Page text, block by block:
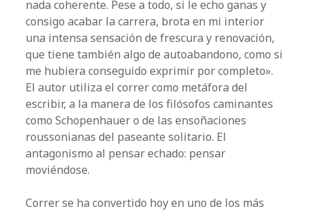
nada coherente. Pese a todo, si le echo ganas y
consigo acabar la carrera, brota en mi interior
una intensa sensación de frescura y renovación,
que tiene también algo de autoabandono, como si
me hubiera conseguido exprimir por completo».
El autor utiliza el correr como metáfora del
escribir, a la manera de los filósofos caminantes
como Schopenhauer o de las ensoñaciones
roussonianas del paseante solitario. El
antagonismo al pensar echado: pensar
moviéndose.
Correr se ha convertido hoy en uno de los más